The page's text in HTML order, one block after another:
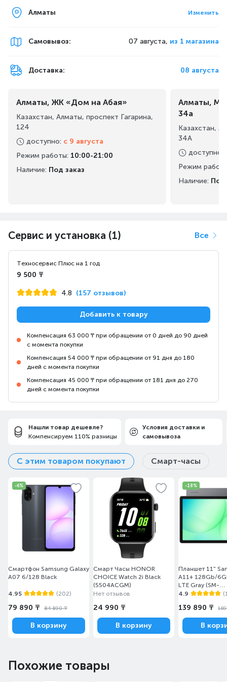
больше стандартного частотного
Двунаправленный
микрофон ClearCast
Признанный многими как самый лучший
позволяет добиться качество записи голоса
и подавление посторонних шумов на
уровне студийных микрофонов.
Регулятор ChatMix
Теперь вы можете
насладиться технологией
Алматы Изменить
Самовывоз: 07 августа, из 1 магазина
Доставка: 08 августа
Алматы, ЖК «Дом на Абая»
Казахстан, Алматы, проспект Гагарина,
124
доступно: с 9 августа
Режим работы: 10:00-21:00
Наличие: Под заказ
Алматы,
34а
Казахстан,
34А
доступно
Режим
Наличие: Под
Сервис и установка (1) Все
Техносервис Плюс на 1 год
9 500 ₸
4.8 (157 отзывов)
Добавить к товару
Компенсация 63 000 ₸ при обращении от 0 дней до 90 дней
с момента покупки
Компенсация 54 000 ₸ при обращении от 91 дня до 180
дней с момента покупки
Компенсация 45 000 ₸ при обращении от 181 дня до 270
дней с момента покупки
Нашли товар дешевле?
Компенсируем 110% разницы
Условия доставки и
самовывоза
С этим товаром покупают Смарт-часы
-6%
Смартфон Samsung Galaxy
A07 6/128 Black
4.95 (202)
79 890 ₸ 84 890 ₸
В корзину
Смарт Часы HONOR
CHOICE Watch 2i Black
(5504ACGM)
Нет отзывов
24 990 ₸
В корзину
-18%
Планшет 11"
A11+ 128Gb/
LTE Gray (SM-
X236BZAASKZ)
4.9
139 890 ₸
В
Похожие товары